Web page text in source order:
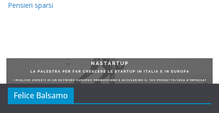
Pensieri sparsi
Felice Balsamo